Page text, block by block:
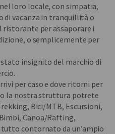
loro locale, con simpatia,
di vacanza in tranquillità o
ristorante per assaporare i
o semplicemente per
insignito del marchio di
per caso e dove ritorni per
la nostra struttura potrete
Bici/MTB, Escursioni,
Canoa/Rafting,
contornato da un’ampio